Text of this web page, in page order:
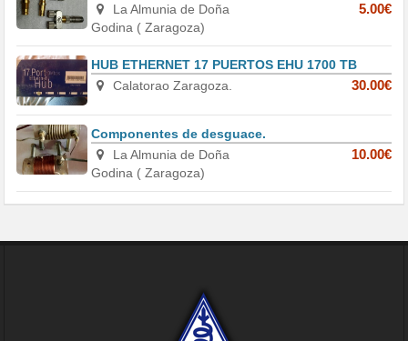
La Almunia de Doña
Godina ( Zaragoza)
5.00€
HUB ETHERNET 17 PUERTOS EHU 1700 TB
Calatorao Zaragoza.
30.00€
Componentes de desguace.
La Almunia de Doña
Godina ( Zaragoza)
10.00€